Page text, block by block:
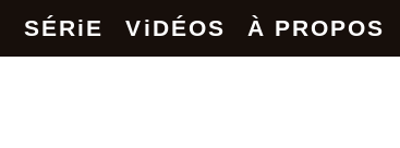
SÉRiE ViDÉOS À PROPOS